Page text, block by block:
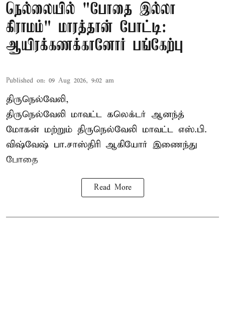
நெல்லையில் "போதை இல்லா
கிராமம்" மாரத்தான் போட்டி:
ஆயிரக்கணக்கானோர் பங்கேற்பு
Published on: 09 Aug 2026, 9:02 am
திருநெல்வேலி,
திருநெல்வேலி மாவட்ட கலெக்டர் ஆனந்த்
மோகன் மற்றும் திருநெல்வேலி மாவட்ட எஸ்.பி.
விஷ்வேஷ் பா.சாஸ்திரி ஆகியோர் இணைந்து
போதை
Read More